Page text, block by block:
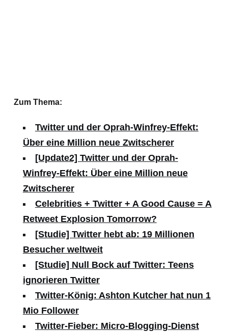
Zum Thema:
Twitter und der Oprah-Winfrey-Effekt:
Über eine Million neue Zwitscherer
[Update2] Twitter und der Oprah-
Winfrey-Effekt: Über eine Million neue
Zwitscherer
Celebrities + Twitter + A Good Cause = A
Retweet Explosion Tomorrow?
[Studie] Twitter hebt ab: 19 Millionen
Besucher weltweit
[Studie] Null Bock auf Twitter: Teens
ignorieren Twitter
Twitter-König: Ashton Kutcher hat nun 1
Mio Follower
Twitter-Fieber: Micro-Blogging-Dienst